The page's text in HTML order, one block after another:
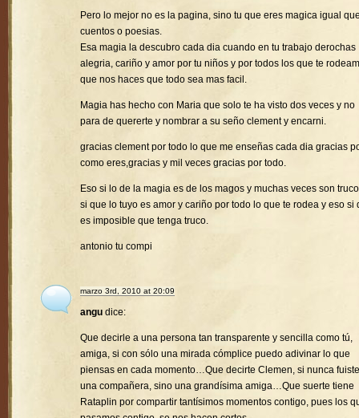
Pero lo mejor no es la pagina, sino tu que eres magica igual
cuentos o poesias.
Esa magia la descubro cada dia cuando en tu trabajo derochas
alegria, cariño y amor por tu niños y por todos los que te
que nos haces que todo sea mas facil.
Magia has hecho con Maria que solo te ha visto dos veces y no
para de quererte y nombrar a su seño clement y encarni.
gracias clement por todo lo que me enseñas cada dia gracias
como eres,gracias y mil veces gracias por todo.
Eso si lo de la magia es de los magos y muchas veces son
si que lo tuyo es amor y cariño por todo lo que te rodea y eso si
es imposible que tenga truco.
antonio tu compi
marzo 3rd, 2010 at 20:09
angu dice:
Que decirle a una persona tan transparente y sencilla como tú,
amiga, si con sólo una mirada cómplice puedo adivinar lo que
piensas en cada momento…Que decirte Clemen, si nunca fuiste
una compañera, sino una grandísima amiga…Que suerte tiene
Rataplin por compartir tantísimos momentos contigo, pues los